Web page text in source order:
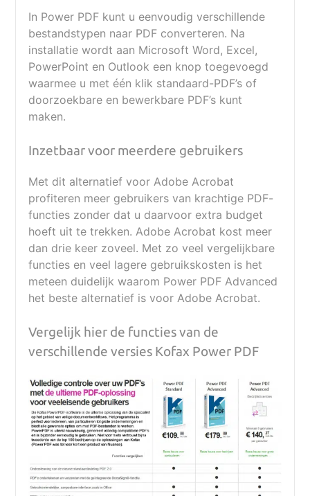
In Power PDF kunt u eenvoudig verschillende
bestandstypen naar PDF converteren. Na
installatie wordt aan Microsoft Word, Excel,
PowerPoint en Outlook een knop toegevoegd
waarmee u met één klik standaard-PDF’s of
doorzoekbare en bewerkbare PDF’s kunt
maken.
Inzetbaar voor meerdere gebruikers
Met dit alternatief voor Adobe Acrobat
profiteren meer gebruikers van krachtige PDF-
functies zonder dat u daarvoor extra budget
hoeft uit te trekken. Adobe Acrobat kost meer
dan drie keer zoveel. Met zo veel vergelijkbare
functies en veel lagere gebruikskosten is het
meteen duidelijk waarom Power PDF Advanced
het beste alternatief is voor Adobe Acrobat.
Vergelijk hier de functies van de
verschillende versies Kofax Power PDF